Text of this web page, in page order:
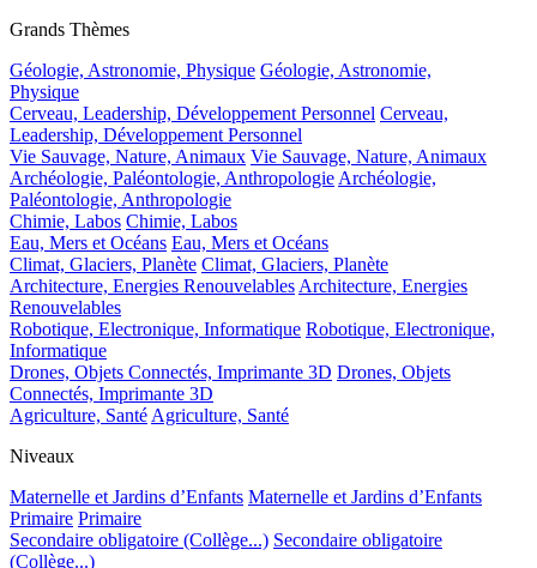
Grands Thèmes
Géologie, Astronomie, Physique Géologie, Astronomie,
Physique
Cerveau, Leadership, Développement Personnel Cerveau,
Leadership, Développement Personnel
Vie Sauvage, Nature, Animaux Vie Sauvage, Nature, Animaux
Archéologie, Paléontologie, Anthropologie Archéologie,
Paléontologie, Anthropologie
Chimie, Labos Chimie, Labos
Eau, Mers et Océans Eau, Mers et Océans
Climat, Glaciers, Planète Climat, Glaciers, Planète
Architecture, Energies Renouvelables Architecture, Energies
Renouvelables
Robotique, Electronique, Informatique Robotique, Electronique,
Informatique
Drones, Objets Connectés, Imprimante 3D Drones, Objets
Connectés, Imprimante 3D
Agriculture, Santé Agriculture, Santé
Niveaux
Maternelle et Jardins d’Enfants Maternelle et Jardins d’Enfants
Primaire Primaire
Secondaire obligatoire (Collège...) Secondaire obligatoire
(Collège...)